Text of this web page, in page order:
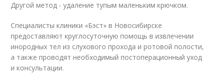
Другой метод - удаление тупым маленьким крючком.
Специалисты клиники «Бэст» в Новосибирске
предоставляют круглосуточную помощь в извлечении
инородных тел из слухового прохода и ротовой полости,
а также проводят необходимый постоперационный уход
и консультации.